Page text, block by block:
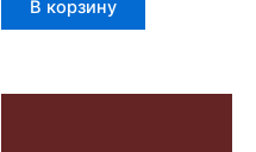
В корзину